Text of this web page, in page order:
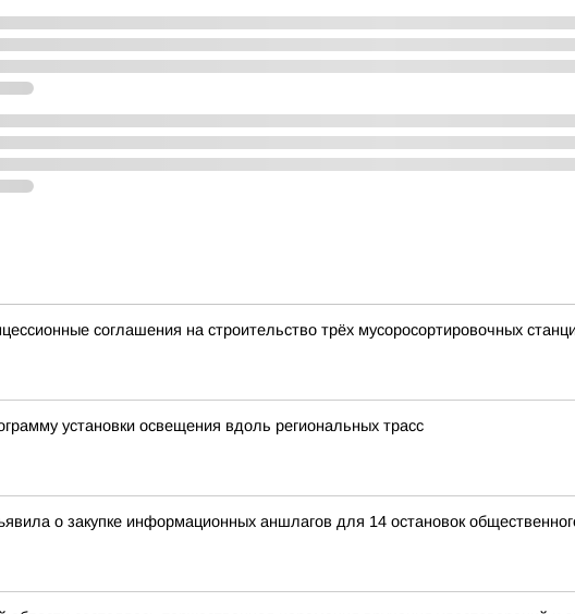
соглашения на строительство трёх мусоросортировочных
установки освещения вдоль региональных трасс
о закупке информационных аншлагов для 14 остановок